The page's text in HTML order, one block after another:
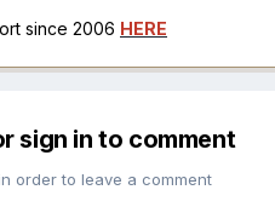
since 2006 HERE
sign in to comment
order to leave a comment